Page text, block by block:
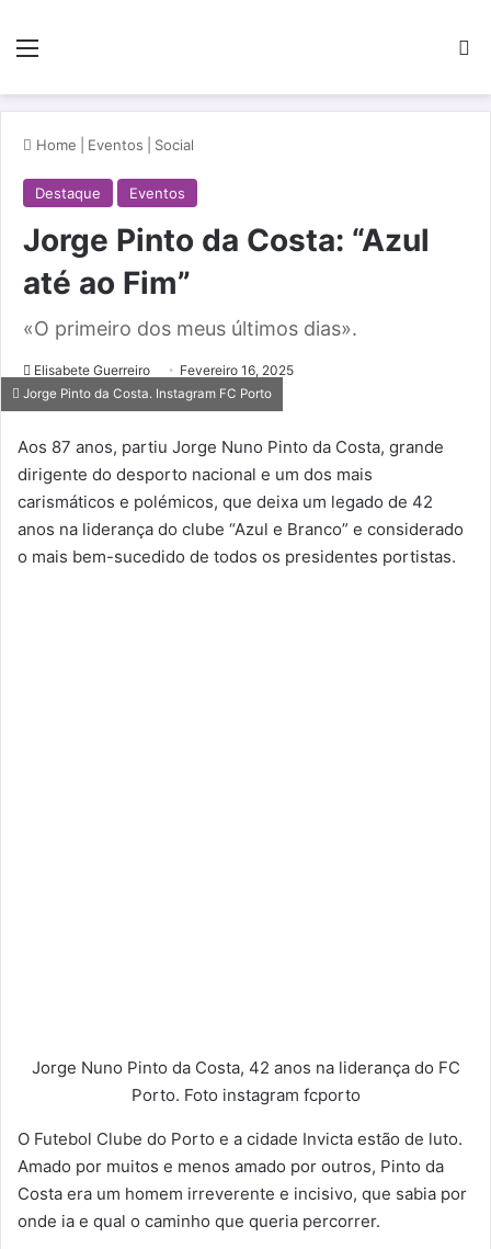
Menu
Home Eventos Social
Destaque Eventos
Jorge Pinto da Costa: “Azul
até ao Fim”
«O primeiro dos meus últimos dias».
Elisabete Guerreiro Fevereiro 16, 2025
Jorge Pinto da Costa. Instagram FC Porto
Aos 87 anos, partiu Jorge Nuno Pinto da Costa, grande
dirigente do desporto nacional e um dos mais
carismáticos e polémicos, que deixa um legado de 42
anos na liderança do clube “Azul e Branco” e considerado
o mais bem-sucedido de todos os presidentes portistas.
Jorge Nuno Pinto da Costa, 42 anos na liderança do FC
Porto. Foto instagram fcporto
O Futebol Clube do Porto e a cidade Invicta estão de luto.
Amado por muitos e menos amado por outros, Pinto da
Costa era um homem irreverente e incisivo, que sabia por
onde ia e qual o caminho que queria percorrer.